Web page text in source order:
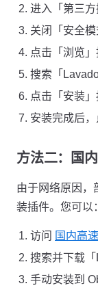
进入「第三方
关闭「安全模
点击「浏览」
搜索「
点击「安装」
安装完成后，
方法二：国
由于网络原因，
装插件。您可以：
访问 国内高
搜索并下载
手动安装到